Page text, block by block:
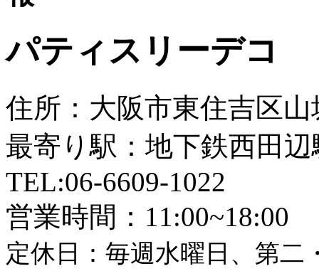
パティスリーデコ
住所：大阪市東住吉区山
最寄り駅：地下鉄西田
TEL:06-6609-1022
営業時間：11:00~18:00
定休日：毎週水曜日、第二